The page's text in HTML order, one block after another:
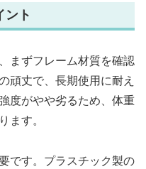
ント
まずフレーム材質を確認
頑丈で、長期使用に耐え
度がやや劣るため、体重
ます。
です。プラスチック製の